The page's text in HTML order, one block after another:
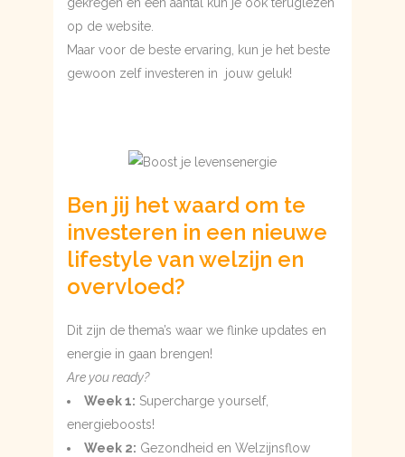
gekregen en een aantal kun je ook teruglezen
op de website.
Maar voor de beste ervaring, kun je het beste
gewoon zelf investeren in jouw geluk!
Ben jij het waard om te
investeren in een nieuwe
lifestyle van welzijn en
overvloed?
Dit zijn de thema’s waar we flinke updates en
energie in gaan brengen!
Are you ready?
Week 1: Supercharge yourself,
energieboosts!
Week 2: Gezondheid en Welzijnsflow